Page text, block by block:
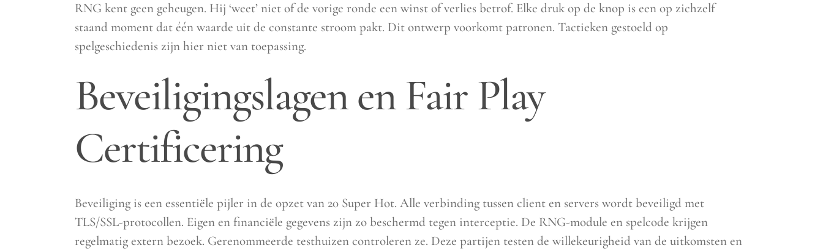
RNG kent geen geheugen. Hij ‘weet’ niet of de vorige ronde een winst of verlies betrof. Elke druk op de knop is een op zichzelf
staand moment dat één waarde uit de constante stroom pakt. Dit ontwerp voorkomt patronen. Tactieken gestoeld op
spelgeschiedenis zijn hier niet van toepassing.
Beveiligingslagen en Fair Play
Certificering
Beveiliging is een essentiële pijler in de opzet van 20 Super Hot. Alle verbinding tussen client en servers wordt beveiligd met
TLS/SSL-protocollen. Eigen en financiële gegevens zijn zo beschermd tegen interceptie. De RNG-module en spelcode krijgen
regelmatig extern bezoek. Gerenommeerde testhuizen controleren ze. Deze partijen testen de willekeurigheid van de uitkomsten en